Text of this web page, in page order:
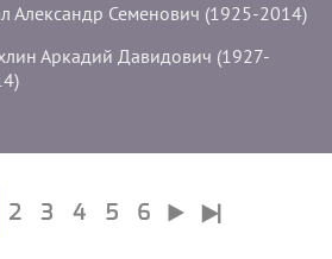
Александр Семенович (1925-2014)
Аркадий Давидович (1927-
2 3 4 5 6